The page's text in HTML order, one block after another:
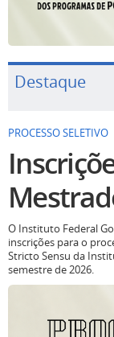
Destaque
PROCESSO SELETIVO
O Instituto Federal
inscrições para o
Stricto Sensu da
semestre de 2026.